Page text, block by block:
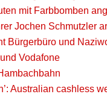
mit Farbbomben
Jochen Schmutzler
Bürgerbüro und
Vodafone
Australian cashless